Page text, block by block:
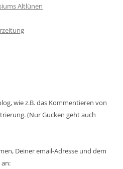
Altlünen
wie z.B. das Kommentieren von
(Nur Gucken geht auch
Deiner email-Adresse und dem